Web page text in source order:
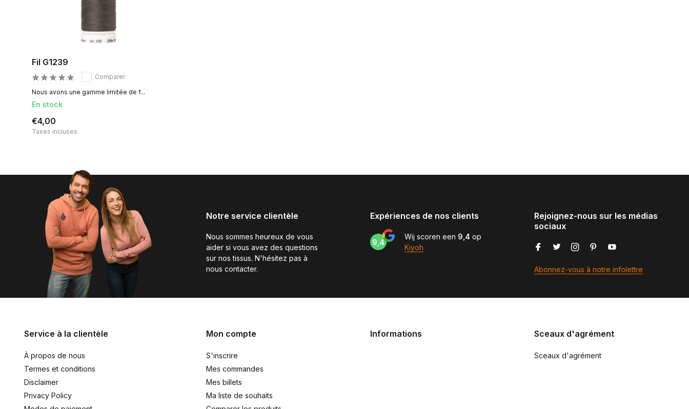
Fil G1239
Comparer
Nous avons une gamme limitée de f...
En stock
€4,00
Taxes incluses
Notre service clientèle
Nous sommes heureux de vous
aider si vous avez des questions
sur nos tissus. N'hésitez pas à
nous contacter.
Expériences de nos clients
9,4
Wij scoren een 9,4 op
Kiyoh
Rejoignez-nous sur les médias
sociaux
Abonnez-vous à notre infolettre
Service à la clientèle
À propos de nous
Termes et conditions
Disclaimer
Privacy Policy
Mon compte
S'inscrire
Mes commandes
Mes billets
Ma liste de souhaits
Informations Sceaux d'agrément
Sceaux d'agrément